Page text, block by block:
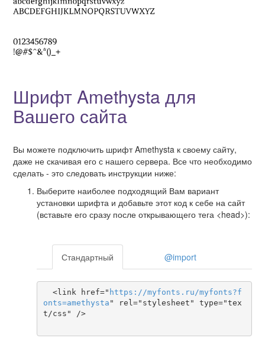
Шрифт Amethysta для
Вашего сайта
Вы можете подключить шрифт Amethysta к своему сайту,
даже не скачивая его с нашего сервера. Все что необходимо
сделать - это следовать инструкции ниже:
Выберите наиболее подходящий Вам вариант
установки шрифта и добавьте этот код к себе на сайт
(вставьте его сразу после открывающего тега <head>):
Стандартный @import
  <link href="
https ://myfonts . ru/myfonts?f
onts=amethysta " rel="stylesheet" type="tex
t/css" />